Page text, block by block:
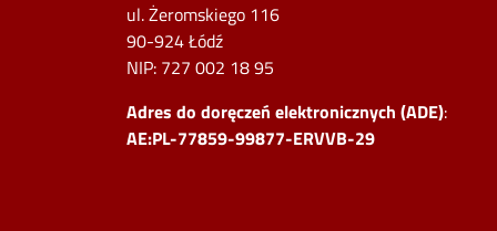
ul. Żeromskiego 116
90-924 Łódź
NIP: 727 002 18 95
Adres do doręczeń elektronicznych (ADE):
AE:PL-77859-99877-ERVVB-29